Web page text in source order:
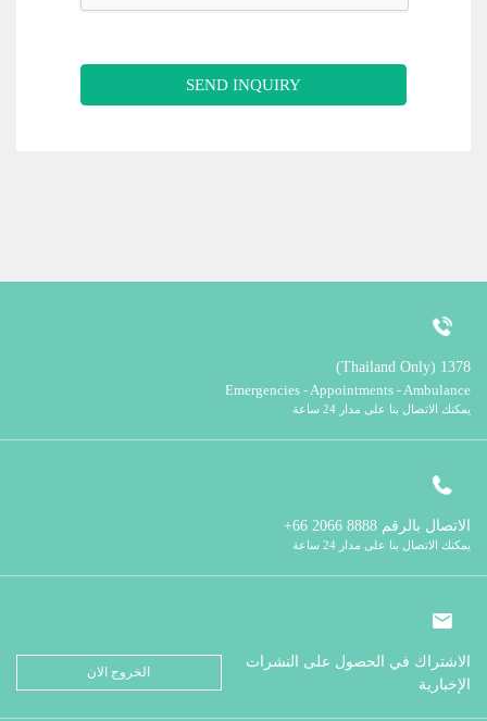
SEND INQUIRY
1378 (Thailand Only)
Emergencies - Appointments - Ambulance
يمكنك الاتصال بنا على مدار 24 ساعة
الاتصال بالرقم
يمكنك الاتصال بنا على مدار 24 ساعة
الاشتراك في الحصول على النشرات
الإخبارية
الخروج الان